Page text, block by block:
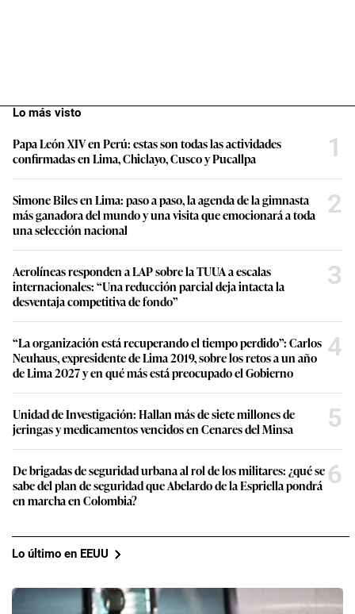
Lo más visto
Papa León XIV en Perú: estas son todas las actividades
confirmadas en Lima, Chiclayo, Cusco y Pucallpa
1
Simone Biles en Lima: paso a paso, la agenda de la gimnasta
más ganadora del mundo y una visita que emocionará a toda
una selección nacional
2
Aerolíneas responden a LAP sobre la TUUA a escalas
internacionales: “Una reducción parcial deja intacta la
desventaja competitiva de fondo”
3
“La organización está recuperando el tiempo perdido”: Carlos
Neuhaus, expresidente de Lima 2019, sobre los retos a un año
de Lima 2027 y en qué más está preocupado el Gobierno
4
Unidad de Investigación: Hallan más de siete millones de
jeringas y medicamentos vencidos en Cenares del Minsa
5
De brigadas de seguridad urbana al rol de los militares: ¿qué se
sabe del plan de seguridad que Abelardo de la Espriella pondrá
en marcha en Colombia?
6
Lo último en EEUU